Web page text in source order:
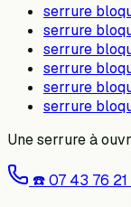
serrure
serrure
serrure
serrure
serrure
serrure
Une serrure à
☎️07 43 76 21